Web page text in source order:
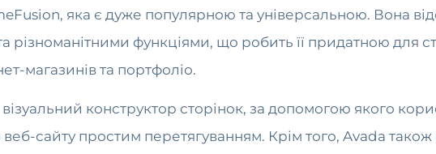
яка є дуже популярною та універсальною. Вона
функціями, що робить її придатною для
магазинів та портфоліо.
конструктор сторінок, за допомогою якого
сайту простим перетягуванням. Крім того, Avada також